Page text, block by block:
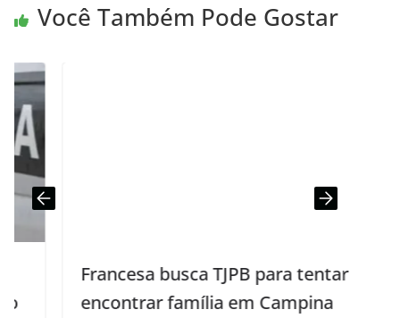
Você Também Pode Gostar
Francesa busca TJPB para tentar
encontrar família em Campina